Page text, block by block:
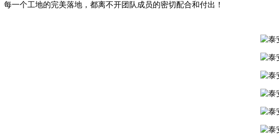
每一个工地的完美落地，都离不开团队成员的密切配合和付出！